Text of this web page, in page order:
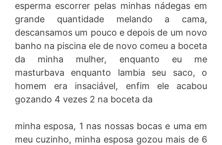
esperma escorrer pelas minhas nádegas em
grande quantidade melando a cama,
descansamos um pouco e depois de um novo
banho na piscina ele de novo comeu a boceta
da minha mulher, enquanto eu me
masturbava enquanto lambia seu saco, o
homem era insaciável, enfim ele acabou
gozando 4 vezes 2 na boceta da
minha esposa, 1 nas nossas bocas e uma em
meu cuzinho, minha esposa gozou mais de 6